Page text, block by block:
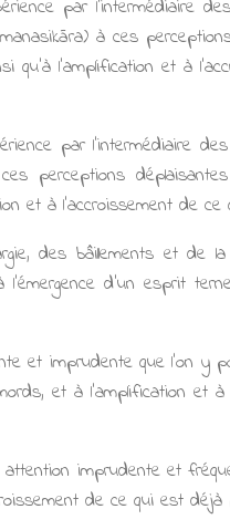
par l'intermédiaire
à ces
qu'à l'amplification et à
par l'intermédiaire
perceptions
et à l’accroissement de
des bâillements et de
d'un esprit
et imprudente que l’on y
et à l'amplification et à
imprudente et
de ce qui est déjà